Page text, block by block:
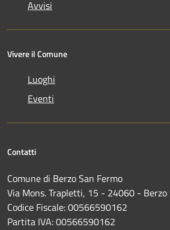
Avvisi
Vivere il Comune
Luoghi
Eventi
Contatti
Comune di Berzo San Fermo
Via Mons. Trapletti, 15 - 24060 - Berzo
Codice Fiscale: 00566590162
Partita IVA: 00566590162